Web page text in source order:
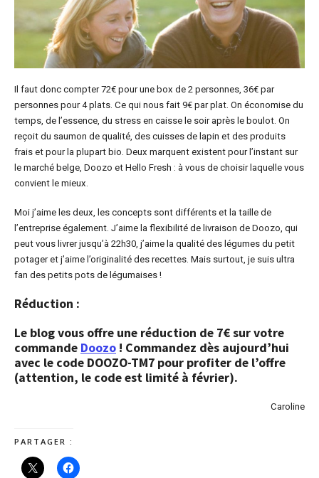
Il faut donc compter 72€ pour une box de 2 personnes, 36€ par
personnes pour 4 plats. Ce qui nous fait 9€ par plat. On économise du
temps, de l’essence, du stress en caisse le soir après le boulot. On
reçoit du saumon de qualité, des cuisses de lapin et des produits
frais et pour la plupart bio. Deux marquent existent pour l’instant sur
le marché belge, Doozo et Hello Fresh : à vous de choisir laquelle vous
convient le mieux.
Moi j’aime les deux, les concepts sont différents et la taille de
l’entreprise également. J’aime la flexibilité de livraison de Doozo, qui
peut vous livrer jusqu’à 22h30, j’aime la qualité des légumes du petit
potager et j’aime l’originalité des recettes. Mais surtout, je suis ultra
fan des petits pots de légumaises !
Réduction :
Le blog vous offre une réduction de 7€ sur votre
commande Doozo ! Commandez dès aujourd’hui
avec le code DOOZO-TM7 pour profiter de l’offre
(attention, le code est limité à février).
Caroline
PARTAGER :